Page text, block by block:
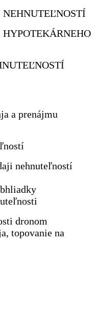
NEHNUTEĽNOSTÍ
a prenájmu
nehnuteľností
dronom
topovanie na